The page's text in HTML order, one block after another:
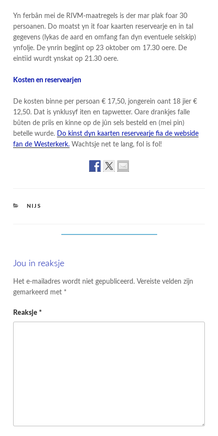
Yn ferbân mei de RIVM-maatregels is der mar plak foar 30
persoanen. Do moatst yn it foar kaarten reservearje en in tal
gegevens (lykas de aard en omfang fan dyn eventuele selskip)
ynfolje. De ynrin begjint op 23 oktober om 17.30 oere. De
eintiid wurdt ynskat op 21.30 oere.
Kosten en reservearjen
De kosten binne per persoan € 17,50, jongerein oant 18 jier €
12,50. Dat is ynklusyf iten en tapwetter. Oare drankjes falle
bûten de priis en kinne op de jûn sels besteld en (mei pin)
betelle wurde. Do kinst dyn kaarten reservearje fia de webside
fan de Westerkerk. Wachtsje net te lang, fol is fol!
CATEGORIES
NIJS
Jou in reaksje
Het e-mailadres wordt niet gepubliceerd. Vereiste velden zijn
gemarkeerd met *
Reaksje *